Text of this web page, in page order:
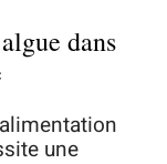
dans
une